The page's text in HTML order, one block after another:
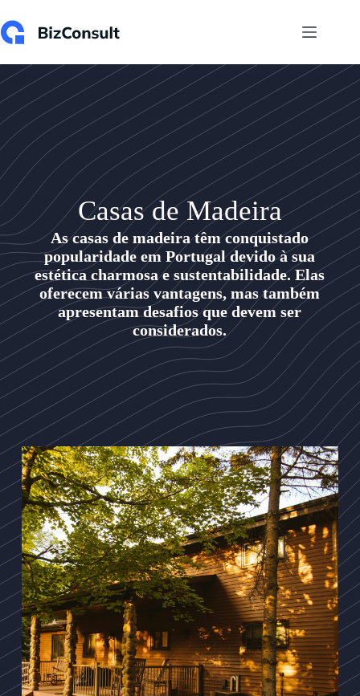
Casas de Madeira
As casas de madeira têm conquistado
popularidade em Portugal devido à sua
estética charmosa e sustentabilidade. Elas
oferecem várias vantagens, mas também
apresentam desafios que devem ser
considerados.